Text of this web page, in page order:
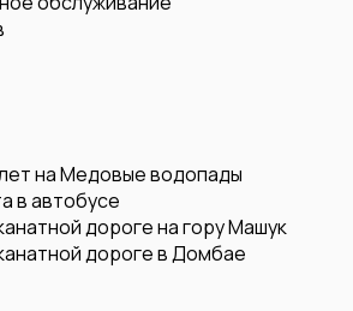
на Медовые водопады
в автобусе
дороге на гору Машук
дороге в Домбае